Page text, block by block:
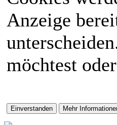
Anzeige
möchtest